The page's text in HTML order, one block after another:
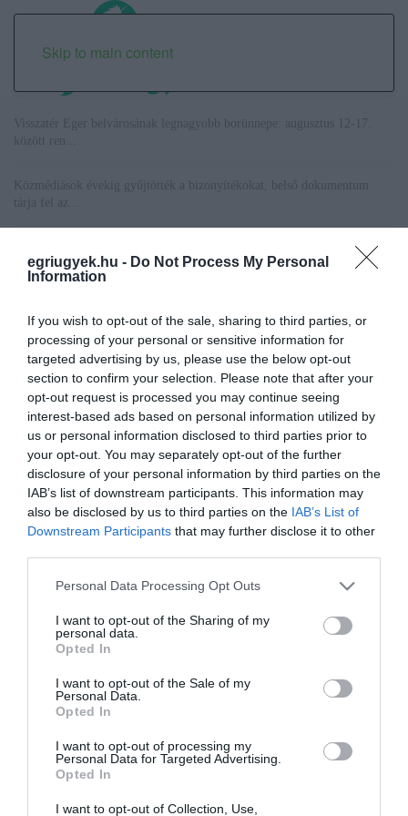
egriugyek.hu - Do Not Process My Personal
Information
If you wish to opt-out of the sale, sharing to third parties, or
processing of your personal or sensitive information for
targeted advertising by us, please use the below opt-out
section to confirm your selection. Please note that after your
opt-out request is processed you may continue seeing
interest-based ads based on personal information utilized by
us or personal information disclosed to third parties prior to
your opt-out. You may separately opt-out of the further
disclosure of your personal information by third parties on the
IAB’s list of downstream participants. This information may
also be disclosed by us to third parties on the IAB’s List of
Downstream Participants that may further disclose it to other
Please note that this website/app uses one or more Google
not limited to your visit or usage behaviour. You may click to
grant or deny consent to Google and its third-party tags to
use your data for below specified purposes in below Google
consent section.
Personal Data Processing Opt Outs
I want to opt-out of the Sharing of my
personal data.
Opted In
I want to opt-out of the Sale of my
Personal Data.
Opted In
I want to opt-out of processing my
Personal Data for Targeted Advertising.
Opted In
I want to opt-out of Collection, Use,
Skip to main content
Visszatér Eger belvárosának legnagyobb borünnepe: augusztus 12-17.
között ren...
Közmédiások évekig gyűjtötték a bizonyítékokat, belső dokumentum
tárja fel az...
Betört kirakatok a Katona téren és a Széchenyi utcán, rendőrségi vizsgálat
in...
ell...
autósport
NINCS MÁR ÁGYHOZ KÖTVE MICHAEL SCHUMACHER
FORMA 1-ES PILÓTA
2026. január 27| Csarnó Ákos |Sport
Sajtóértesülések szerint már nincs ágyhoz kötve a hétszeres
Forma–1-es világbajnok Michael Schumacher. A brit Daily Mail
által idézett, a családhoz közel álló források úgy tudják, hogy az
JÚNIUS 20-ÁN SPORTAUTÓ-TALÁLKOZÓ ÉS PÁLYANAP LESZ
2026. május 18 | Csarnó Ákos | Sport
A ZSTS Garage SupercarFest alkalmával meg lehet nézni és ki
is lehet próbálni az autócsodákat Hagyományteremtő autós
találkozót és pályanapot szervez a Black Star Speedway Visonta,
amelyhe...